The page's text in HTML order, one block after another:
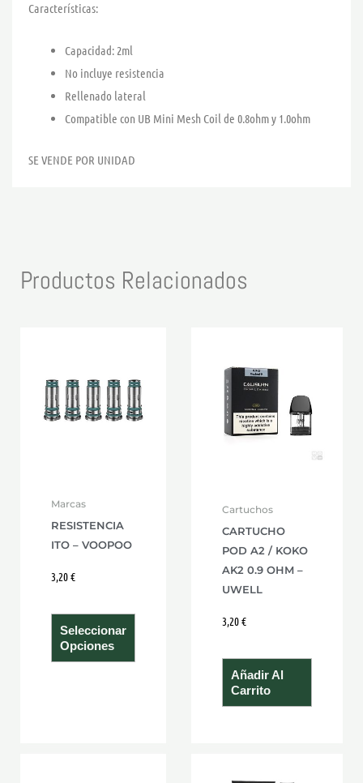
Características:
Capacidad: 2ml
No incluye resistencia
Rellenado lateral
Compatible con UB Mini Mesh Coil de 0.8ohm y 1.0ohm
SE VENDE POR UNIDAD
Productos Relacionados
Marcas
RESISTENCIA
ITO – VOOPOO
3,20€
Seleccionar
Opciones
tiene
múltiples
variantes.
Cartuchos
CARTUCHO
POD A2 / KOKO
AK2 0.9 OHM –
UWELL
3,20€
Añadir Al
Carrito